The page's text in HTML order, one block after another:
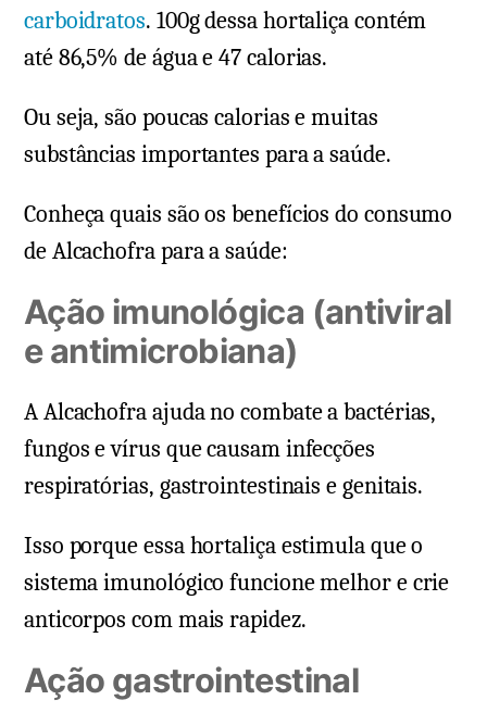
carboidratos. 100g dessa hortaliça contém
até 86,5% de água e 47 calorias.
Ou seja, são poucas calorias e muitas
substâncias importantes para a saúde.
Conheça quais são os benefícios do consumo
de Alcachofra para a saúde:
Ação imunológica (antiviral
e antimicrobiana)
A Alcachofra ajuda no combate a bactérias,
fungos e vírus que causam infecções
respiratórias, gastrointestinais e genitais.
Isso porque essa hortaliça estimula que o
sistema imunológico funcione melhor e crie
anticorpos com mais rapidez.
Ação gastrointestinal